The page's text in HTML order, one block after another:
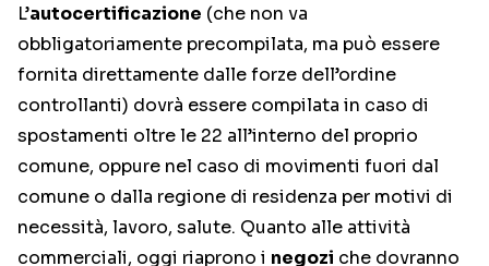
L’autocertificazione (che non va
obbligatoriamente precompilata, ma può essere
fornita direttamente dalle forze dell’ordine
controllanti) dovrà essere compilata in caso di
spostamenti oltre le 22 all’interno del proprio
comune, oppure nel caso di movimenti fuori dal
comune o dalla regione di residenza per motivi di
necessità, lavoro, salute. Quanto alle attività
commerciali, oggi riaprono i negozi che dovranno